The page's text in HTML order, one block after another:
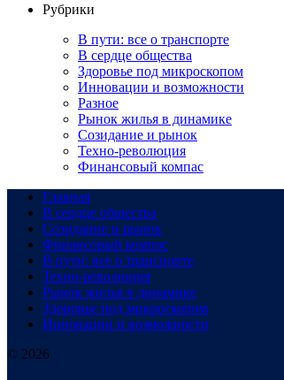
Рубрики
В пути: все о транспорте
В сердце общества
Здоровье под микроскопом
Инновации и возможности
Разное
Рынок жилья в динамике
Созидание и рынок
Техно-революция
Финансовый компас
Главная
В сердце общества
Созидание и рынок
Финансовый компас
В пути: все о транспорте
Техно-революция
Рынок жилья в динамике
Здоровье под микроскопом
Инновации и возможности
© 2026